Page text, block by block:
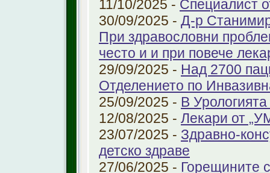
11/10/2025 - Специалист
30/09/2025 - Д-р
При здравословни
често и и при повече
29/09/2025 - Над 2700
Отделението по
25/09/2025 - В
12/08/2025 - Лекари от
23/07/2025 - Здравно-
детско здраве
27/06/2025 - Горещините